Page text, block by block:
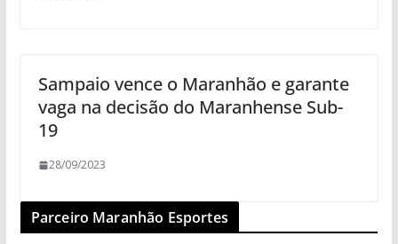
Sampaio vence o Maranhão e garante
vaga na decisão do Maranhense Sub-
19
28/09/2023
Parceiro Maranhão Esportes